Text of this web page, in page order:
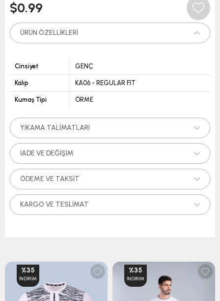
$0.99
ÜRÜN ÖZELLIKLERI
Cinsiyet GENÇ
Kalıp KA06 - REGULAR FIT
Kumaş Tipi ÖRME
YIKAMA TALIMATLARI
İADE VE DEĞIŞIM
ÖDEME VE TAKSIT
KARGO VE TESLIMAT
%35
İNDIRIM
%35
İNDIRIM